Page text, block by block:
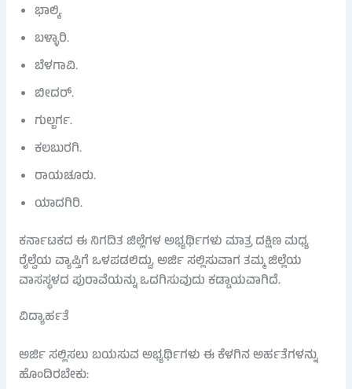
ಭಾಲ್ಕಿ.
ಬಳ್ಳಾರಿ.
ಬೆಳಗಾವಿ.
ಬೀದರ್.
ಗುಲ್ಬರ್ಗ.
ಕಲಬುರಗಿ.
ರಾಯಚೂರು.
ಯಾದಗಿರಿ.
ಕರ್ನಾಟಕದ ಈ ನಿಗದಿತ ಜಿಲ್ಲೆಗಳ ಅಭ್ಯರ್ಥಿಗಳು ಮಾತ್ರ ದಕ್ಷಿಣ ಮಧ್ಯ
ರೈಲ್ವೆಯ ವ್ಯಾಪ್ತಿಗೆ ಒಳಪಡಲಿದ್ದು, ಅರ್ಜಿ ಸಲ್ಲಿಸುವಾಗ ತಮ್ಮ ಜಿಲ್ಲೆಯ
ವಾಸಸ್ಥಳದ ಪುರಾವೆಯನ್ನು ಒದಗಿಸುವುದು ಕಡ್ಡಾಯವಾಗಿದೆ.
ವಿದ್ಯಾರ್ಹತೆ
ಅರ್ಜಿ ಸಲ್ಲಿಸಲು ಬಯಸುವ ಅಭ್ಯರ್ಥಿಗಳು ಈ ಕೆಳಗಿನ ಅರ್ಹತೆಗಳನ್ನು
ಹೊಂದಿರಬೇಕು: